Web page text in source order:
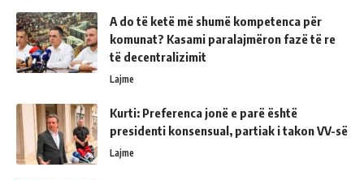
A do të ketë më shumë kompetenca për
komunat? Kasami paralajmëron fazë të re
të decentralizimit
Lajme
Kurti: Preferenca jonë e parë është
presidenti konsensual, partiak i takon VV-së
Lajme